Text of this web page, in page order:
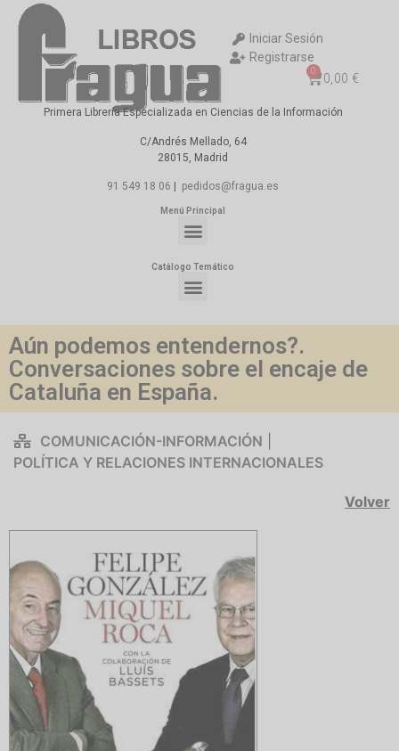
Iniciar Sesión
Registrarse
0,00 €
0
Primera Librería Especializada en Ciencias de la Información
C/Andrés Mellado, 64
28015, Madrid
91 549 18 06 pedidos@fragua.es
Menú Principal
Catálogo Temático
Aún podemos entendernos?.
Conversaciones sobre el encaje de
Cataluña en España.
COMUNICACIÓN-INFORMACIÓN
POLÍTICA Y RELACIONES INTERNACIONALES
Volver